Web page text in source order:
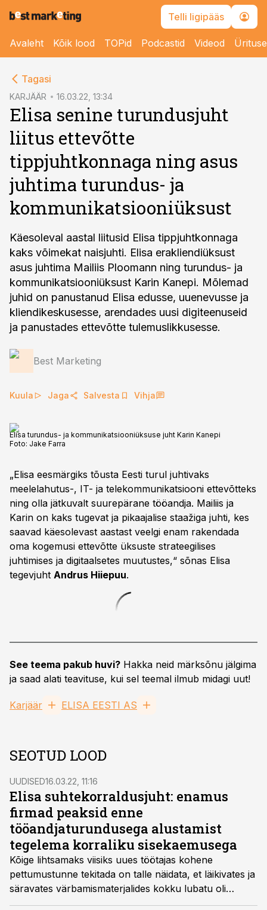
Telli ligipääs
Avaleht Kõik lood TOPid Podcastid Videod
Tagasi
KARJÄÄR 16.03.22, 13:34
Elisa senine turundusjuht
liitus ettevõtte
tippjuhtkonnaga ning asus
juhtima turundus- ja
kommunikatsiooniüksust
Käesoleval aastal liitusid Elisa tippjuhtkonnaga
kaks võimekat naisjuhti. Elisa erakliendiüksust
asus juhtima Mailiis Ploomann ning turundus- ja
kommunikatsiooniüksust Karin Kanepi. Mõlemad
juhid on panustanud Elisa edusse, uuenevusse ja
kliendikeskusesse, arendades uusi digiteenuseid
ja panustades ettevõtte tulemuslikkusesse.
Best Marketing
Kuula Jaga Salvesta Vihja
Elisa turundus- ja kommunikatsiooniüksuse juht Karin Kanepi
Foto: Jake Farra
„Elisa eesmärgiks tõusta Eesti turul juhtivaks
meelelahutus-, IT- ja telekommunikatsiooni ettevõtteks
ning olla jätkuvalt suurepärane tööandja. Mailiis ja
Karin on kaks tugevat ja pikaajalise staažiga juhti, kes
saavad käesolevast aastast veelgi enam rakendada
oma kogemusi ettevõtte üksuste strateegilises
juhtimises ja digitaalsetes muutustes,“ sõnas Elisa
tegevjuht Andrus Hiiepuu.
See teema pakub huvi? Hakka neid märksõnu jälgima
ja saad alati teavituse, kui sel teemal ilmub midagi uut!
Karjäär ELISA EESTI AS
SEOTUD LOOD
UUDISED16.03.22, 11:16
Elisa suhtekorraldusjuht: enamus
firmad peaksid enne
tööandjaturundusega alustamist
tegelema korraliku sisekaemusega
Kõige lihtsamaks viisiks uues töötajas kohene
pettumustunne tekitada on talle näidata, et läikivates ja
säravates värbamismaterjalides kokku lubatu oli
tegelikult lihtsalt trikk, millega ta uksest sisse meelitada,